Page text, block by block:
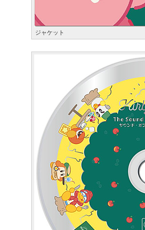
ジャケット